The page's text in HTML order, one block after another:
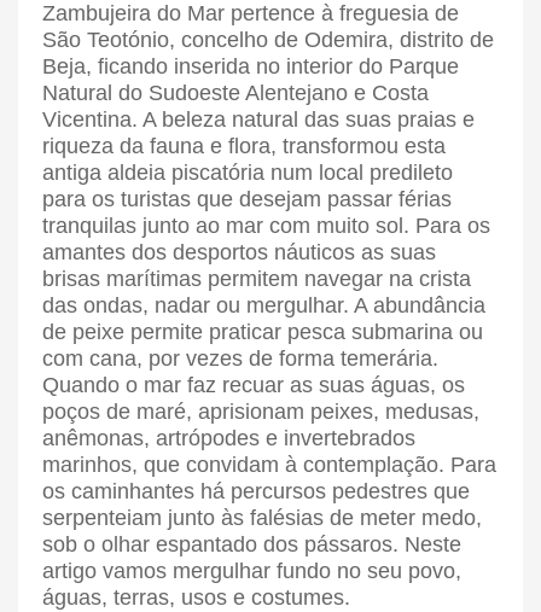
Zambujeira do Mar pertence à freguesia de
São Teotónio, concelho de Odemira, distrito de
Beja, ficando inserida no interior do Parque
Natural do Sudoeste Alentejano e Costa
Vicentina. A beleza natural das suas praias e
riqueza da fauna e flora, transformou esta
antiga aldeia piscatória num local predileto
para os turistas que desejam passar férias
tranquilas junto ao mar com muito sol. Para os
amantes dos desportos náuticos as suas
brisas marítimas permitem navegar na crista
das ondas, nadar ou mergulhar. A abundância
de peixe permite praticar pesca submarina ou
com cana, por vezes de forma temerária.
Quando o mar faz recuar as suas águas, os
poços de maré, aprisionam peixes, medusas,
anêmonas, artrópodes e invertebrados
marinhos, que convidam à contemplação. Para
os caminhantes há percursos pedestres que
serpenteiam junto às falésias de meter medo,
sob o olhar espantado dos pássaros. Neste
artigo vamos mergulhar fundo no seu povo,
águas, terras, usos e costumes.